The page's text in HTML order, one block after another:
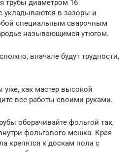
трубы диаметром 16
укладываются в зазоры и
специальным сварочным
называющимся утюгом.
вначале будут трудности,
уже, как мастер высокой
все работы своими руками.
оборачивайте фольгой так,
фольгового мешка. Края
крепятся к доскам пола с